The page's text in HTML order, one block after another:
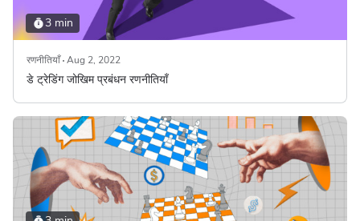
3 min
रणनीतियाँ Aug 2, 2022
डे ट्रेडिंग जोखिम प्रबंधन रणनीतियाँ